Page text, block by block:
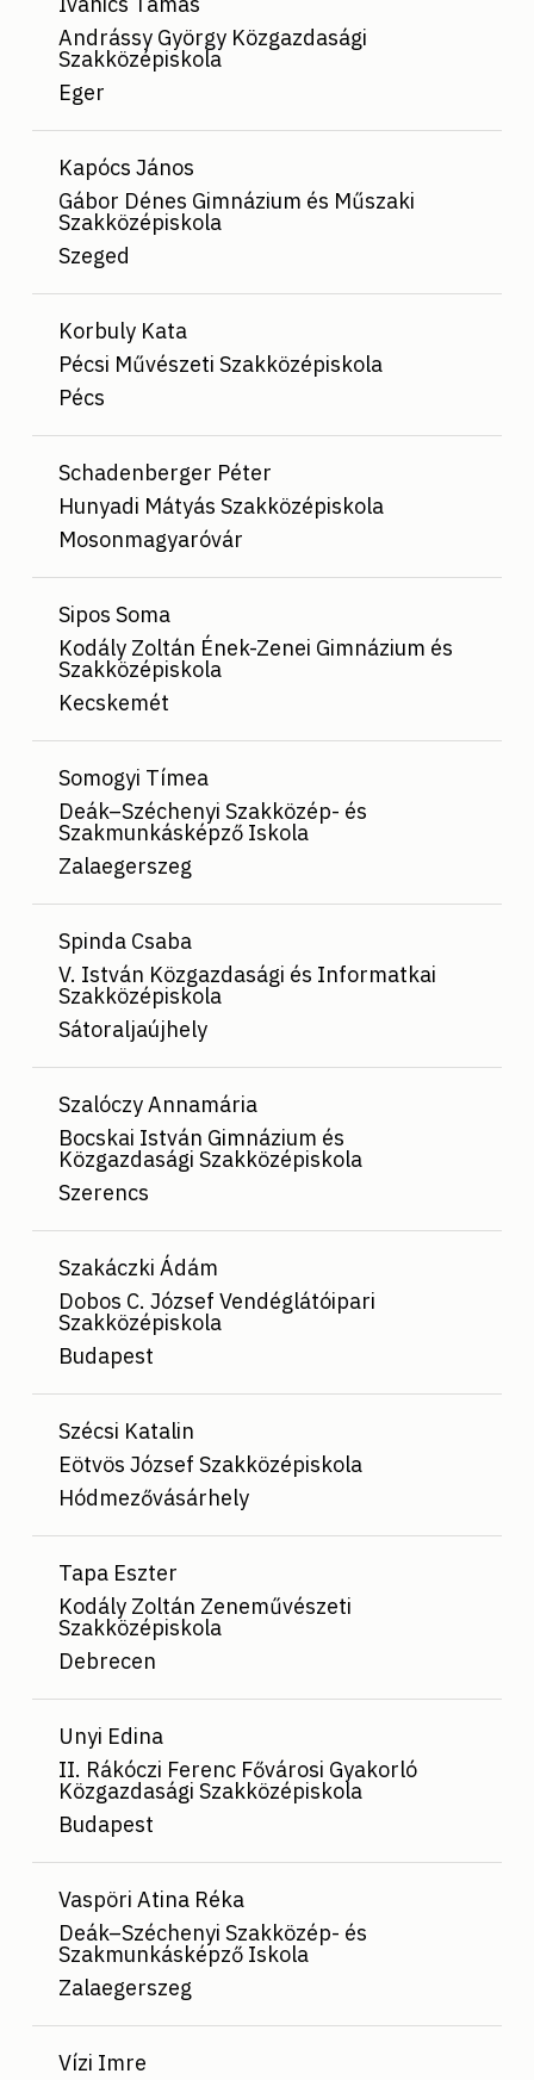
Andrássy György Közgazdasági
Szakközépiskola
Eger
Kapócs János
Gábor Dénes Gimnázium és Műszaki
Szakközépiskola
Szeged
Korbuly Kata
Pécsi Művészeti Szakközépiskola
Pécs
Schadenberger Péter
Hunyadi Mátyás Szakközépiskola
Mosonmagyaróvár
Sipos Soma
Kodály Zoltán Ének-Zenei Gimnázium és
Szakközépiskola
Kecskemét
Somogyi Tímea
Deák–Széchenyi Szakközép- és
Szakmunkásképző Iskola
Zalaegerszeg
Spinda Csaba
V. István Közgazdasági és Informatkai
Szakközépiskola
Sátoraljaújhely
Szalóczy Annamária
Bocskai István Gimnázium és
Közgazdasági Szakközépiskola
Szerencs
Szakáczki Ádám
Dobos C. József Vendéglátóipari
Szakközépiskola
Budapest
Szécsi Katalin
Eötvös József Szakközépiskola
Hódmezővásárhely
Tapa Eszter
Kodály Zoltán Zeneművészeti
Szakközépiskola
Debrecen
Unyi Edina
II. Rákóczi Ferenc Fővárosi Gyakorló
Közgazdasági Szakközépiskola
Budapest
Vaspöri Atina Réka
Deák–Széchenyi Szakközép- és
Szakmunkásképző Iskola
Zalaegerszeg
Vízi Imre